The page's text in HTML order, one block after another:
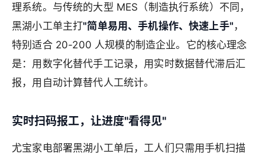
理系统。与传统的大型 MES（制造执行系统）不同，
黑湖小工单主打"简单易用、手机操作、快速上手" ，
特别适合 20-200 人规模的制造企业。它的核心理念
是：用数字化替代手工记录，用实时数据替代滞后汇
报，用自动计算替代人工统计。
实时扫码报工，让进度"看得见"
尤宝家电部署黑湖小工单后，工人们只需用手机扫描